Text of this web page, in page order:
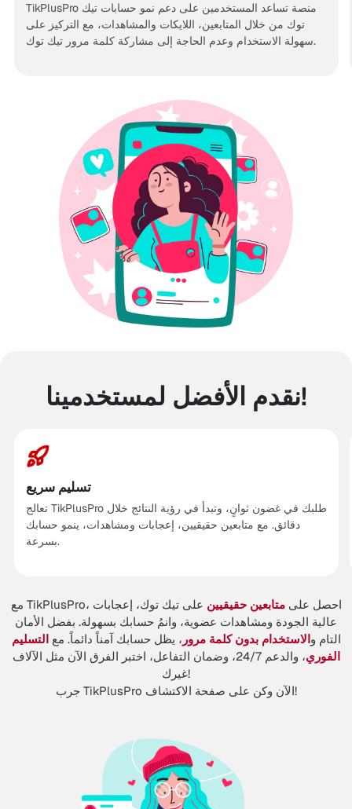
TikPlusPro منصة تساعد المستخدمين على دعم نمو حسابات تيك
توك من خلال المتابعين، اللايكات والمشاهدات، مع التركيز على
سهولة الاستخدام وعدم الحاجة إلى مشاركة كلمة مرور تيك توك.
نقدم الأفضل لمستخدمينا!
تسليم سريع
تعالج TikPlusPro طلبك في غضون ثوانٍ، وتبدأ في رؤية النتائج خلال
دقائق. مع متابعين حقيقيين، إعجابات ومشاهدات، ينمو حسابك
بسرعة.
مع TikPlusPro، احصل علىمتابعين حقيقيين على تيك توك، إعجابات
عالية الجودة ومشاهدات عضوية، وانمُ حسابك بسهولة. بفضل الأمان
التام و الاستخدام بدون كلمة مرور ، يظل حسابك آمناً دائماً. مع التسليم
الفوري
، والدعم 24/7، وضمان التفاعل، اختبر الفرق الآن مثل الآلاف
غيرك!
جرب TikPlusPro الآن وكن على صفحة الاكتشاف!